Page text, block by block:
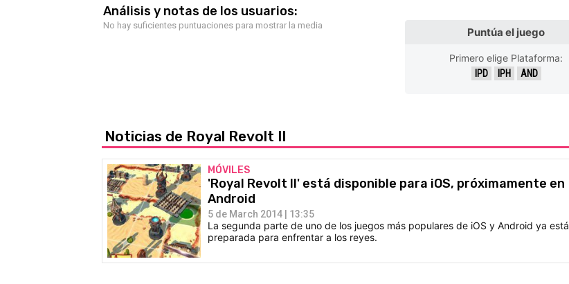
Análisis y notas de los usuarios:
No hay suficientes puntuaciones para mostrar la media
Puntúa el juego
Primero elige Plataforma:
IPD IPH AND
Noticias de Royal Revolt II
MÓVILES
'Royal Revolt II' está disponible para iOS, próximamente en
Android
5 de March 2014 | 13:35
La segunda parte de uno de los juegos más populares de iOS y Android ya está
preparada para enfrentar a los reyes.